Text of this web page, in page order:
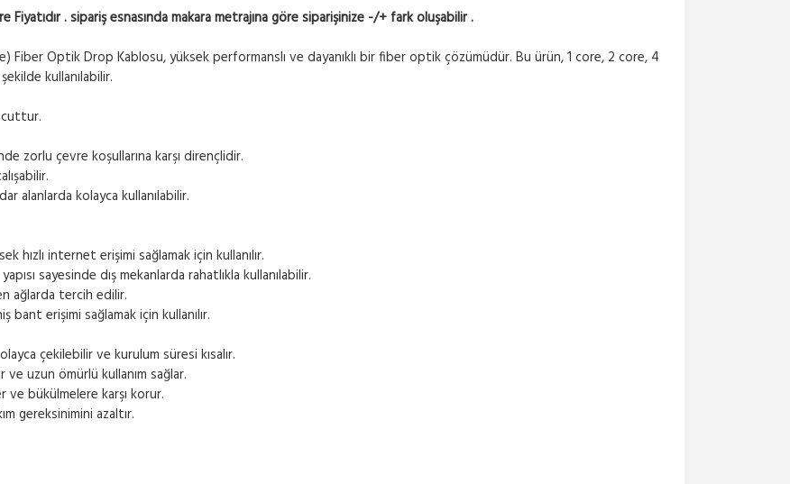
. sipariş esnasında makara metrajına göre siparişinize -/+ fark oluşabilir .
Fiber Optik Drop Kablosu, yüksek performanslı ve dayanıklı bir fiber optik çözümüdür. Bu ürün, 1 core, 2 core, 4
kullanılabilir.
zorlu çevre koşullarına karşı dirençlidir.
alanlarda kolayca kullanılabilir.
hızlı internet erişimi sağlamak için kullanılır.
sayesinde dış mekanlarda rahatlıkla kullanılabilir.
ağlarda tercih edilir.
erişimi sağlamak için kullanılır.
çekilebilir ve kurulum süresi kısalır.
uzun ömürlü kullanım sağlar.
bükülmelere karşı korur.
gereksinimini azaltır.